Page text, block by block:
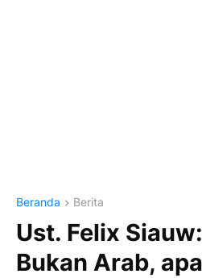
Beranda Berita
Ust. Felix
Bukan Arab,